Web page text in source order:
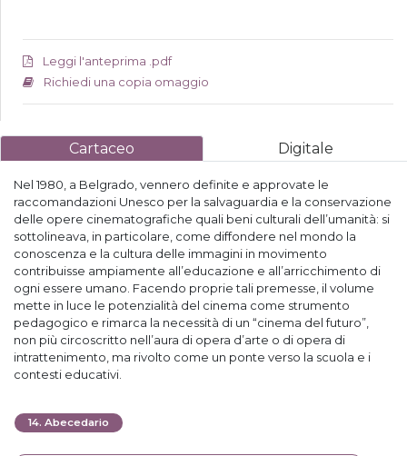
Leggi l'anteprima .pdf
Richiedi una copia omaggio
Cartaceo Digitale
Nel 1980, a Belgrado, vennero definite e approvate le
raccomandazioni Unesco per la salvaguardia e la conservazione
delle opere cinematografiche quali beni culturali dell’umanità: si
sottolineava, in particolare, come diffondere nel mondo la
conoscenza e la cultura delle immagini in movimento
contribuisse ampiamente all’educazione e all’arricchimento di
ogni essere umano. Facendo proprie tali premesse, il volume
mette in luce le potenzialità del cinema come strumento
pedagogico e rimarca la necessità di un “cinema del futuro”,
non più circoscritto nell’aura di opera d’arte o di opera di
intrattenimento, ma rivolto come un ponte verso la scuola e i
contesti educativi.
14. Abecedario